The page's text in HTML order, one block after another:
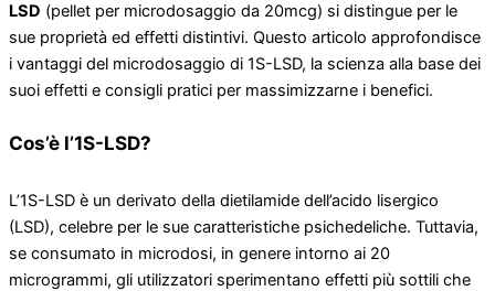
LSD (pellet per microdosaggio da 20mcg) si distingue per le
sue proprietà ed effetti distintivi. Questo articolo approfondisce
i vantaggi del microdosaggio di 1S-LSD, la scienza alla base dei
suoi effetti e consigli pratici per massimizzarne i benefici.
Cos’è l’1S-LSD?
L’1S-LSD è un derivato della dietilamide dell’acido lisergico
(LSD), celebre per le sue caratteristiche psichedeliche. Tuttavia,
se consumato in microdosi, in genere intorno ai 20
microgrammi, gli utilizzatori sperimentano effetti più sottili che